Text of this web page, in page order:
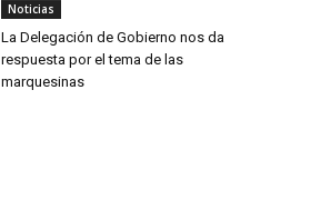
Noticias
La Delegación de Gobierno nos da
respuesta por el tema de las
marquesinas